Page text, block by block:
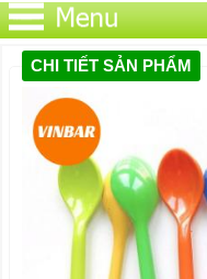
CHI TIẾT SẢN PHẨM